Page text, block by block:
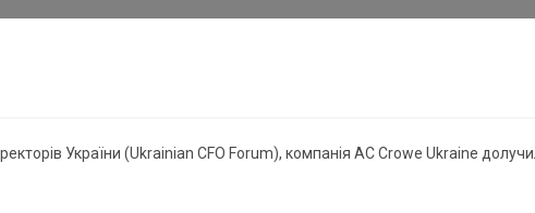
України (Ukrainian CFO Forum), компанія AC Crowe Ukraine